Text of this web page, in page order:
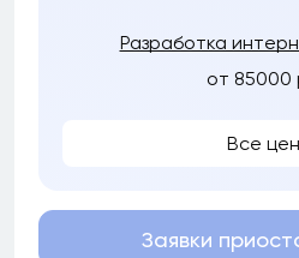
Разработка
от 85000
Все
Заявки